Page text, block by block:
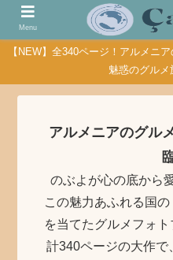
【NEW】全340ページ！アルメニ
魅惑のグル
アルメニアのグル
のぶよが心の底から
この魅力あふれる国
を当てたグルメフォト
計340ページの大作で
Menu